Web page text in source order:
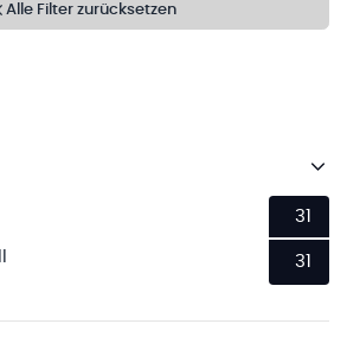
Alle Filter zurücksetzen
31
31